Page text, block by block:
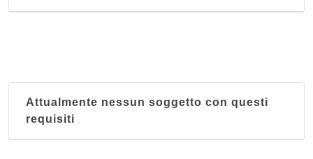
Attualmente nessun soggetto con questi
requisiti